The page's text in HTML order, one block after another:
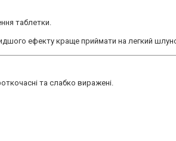
таблетки.
ефекту краще приймати на легкий
та слабко виражені.